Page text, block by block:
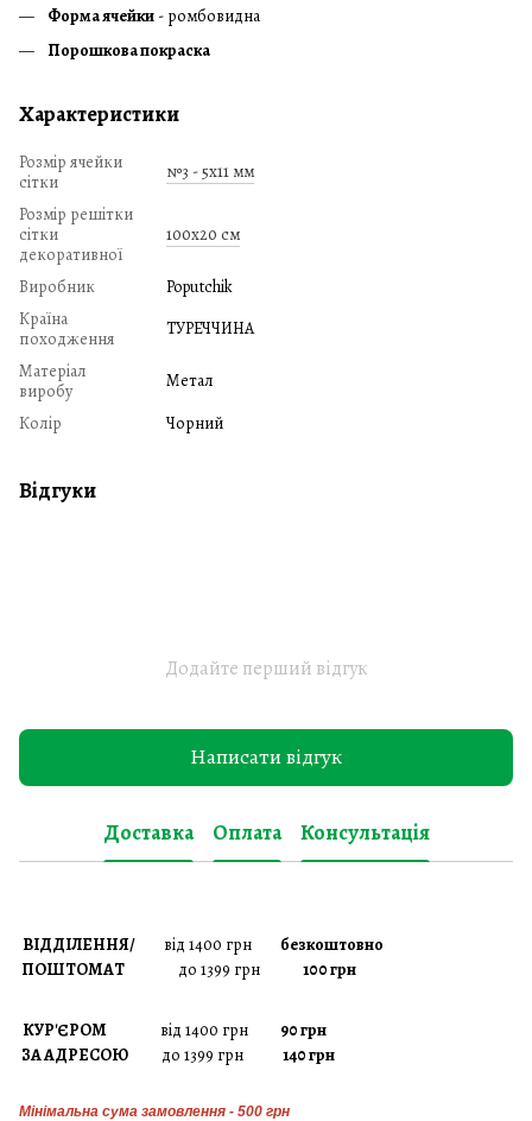
Форма ячейки - ромбовидна
Порошкова покраска
Характеристики
Розмір ячейки
сітки
№3 - 5х11 мм
Розмір решітки
сітки
декоративної
100х20 см
Виробник
Poputchik
Країна
походження
ТУРЕЧЧИНА
Матеріал
виробу
Метал
Колір
Чорний
Відгуки
Додайте перший відгук
Написати відгук
Доставка Оплата Консультація
ВІДДІЛЕННЯ/ від 1400 грн безкоштовно
ПОШТОМАТ до 1399 грн 100 грн
КУР'ЄРОМ від 1400 грн 90 грн
ЗА АДРЕСОЮ до 1399 грн 140 грн
Мінімальна сума замовлення - 500 грн